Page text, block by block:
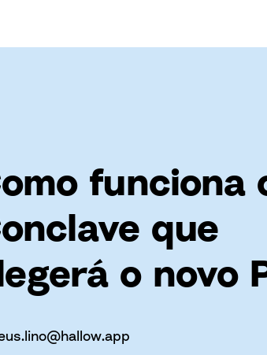
funciona
que
o novo